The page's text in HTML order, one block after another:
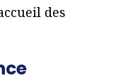
des